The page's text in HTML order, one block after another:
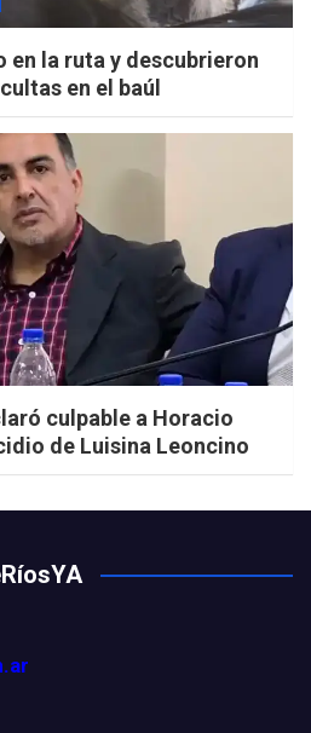
en la ruta y descubrieron
en el baúl
culpable a Horacio
de Luisina Leoncino